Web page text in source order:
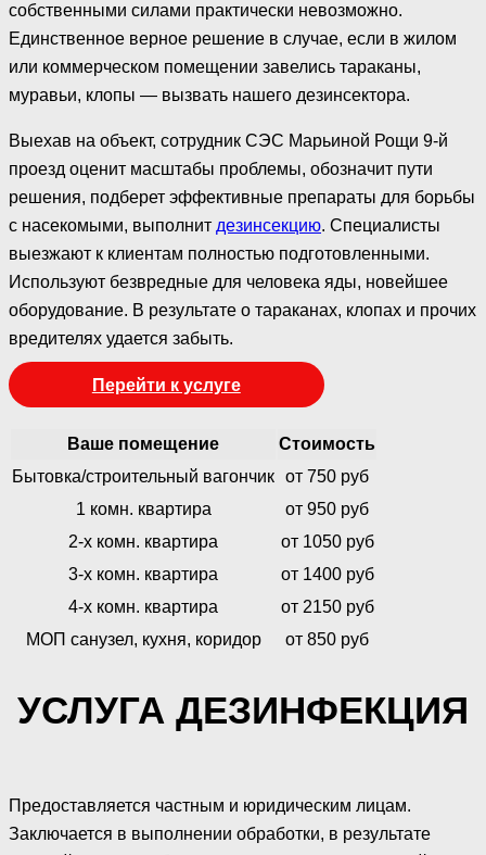
собственными силами практически невозможно.
Единственное верное решение в случае, если в жилом
или коммерческом помещении завелись тараканы,
муравьи, клопы — вызвать нашего дезинсектора.
Выехав на объект, сотрудник СЭС Марьиной Рощи 9-й
проезд оценит масштабы проблемы, обозначит пути
решения, подберет эффективные препараты для борьбы
с насекомыми, выполнит дезинсекцию. Специалисты
выезжают к клиентам полностью подготовленными.
Используют безвредные для человека яды, новейшее
оборудование. В результате о тараканах, клопах и прочих
вредителях удается забыть.
Перейти к услуге
Ваше помещение
Стоимость
Бытовка/строительный вагончик от 750 руб
1 комн. квартира
от 950 руб
2-х комн. квартира
от 1050 руб
3-х комн. квартира
от 1400 руб
4-х комн. квартира
от 2150 руб
МОП санузел, кухня, коридор
от 850 руб
УСЛУГА ДЕЗИНФЕКЦИЯ
Предоставляется частным и юридическим лицам.
Заключается в выполнении обработки, в результате